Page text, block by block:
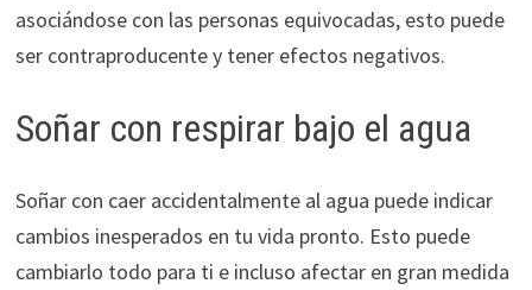
asociándose con las personas equivocadas, esto puede
ser contraproducente y tener efectos negativos.
Soñar con respirar bajo el agua
Soñar con caer accidentalmente al agua puede indicar
cambios inesperados en tu vida pronto. Esto puede
cambiarlo todo para ti e incluso afectar en gran medida